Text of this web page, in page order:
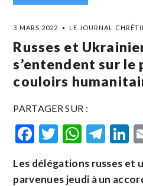
3 MARS 2022 LE JOURNAL
Russes et
s’entendent sur le
couloirs
PARTAGER SUR :
Facebook
Twitter
Les délégations russes et
parvenues jeudi à un